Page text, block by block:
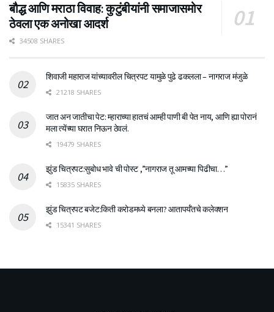
बौद्ध आणि मराठा विवाह: कुटुंबीयांनी समाजासमोर
ठेवला एक अनोखा आदर्श
34508 SHARES
शिवाजी महाराज यांच्यावरील चित्रपट यामुळे पुढे ढकलला – नागराज मंजुळे
21218 SHARES
जात अन जातीचा पेट: म्हाराच्या हातचं आम्ही पाणी बी पेत नाय, आणि ह्या पोरानं
मला त्येंच्या घरात निऊन ठेवलं.
19479 SHARES
झुंड चित्रपट:सुबोध भावे ची पोस्ट ,”नागराज तू आमच्या पिढीचा…”
15835 SHARES
झुंड चित्रपट बजेट:किती करोडमध्ये बनला? आतापर्यँतचे कलेक्शन
15341 SHARES